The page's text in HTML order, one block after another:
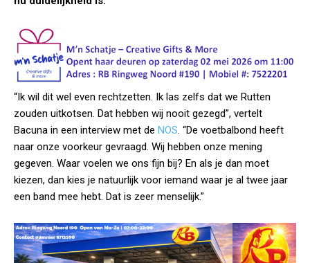
“Ik wil dit wel even rechtzetten. Ik las zelfs dat we Rutten
zouden uitkotsen. Dat hebben wij nooit gezegd”, vertelt
Bacuna in een interview met de NOS. “De voetbalbond heeft
naar onze voorkeur gevraagd. Wij hebben onze mening
gegeven. Waar voelen we ons fijn bij? En als je dan moet
kiezen, dan kies je natuurlijk voor iemand waar je al twee jaar
een band mee hebt. Dat is zeer menselijk.”